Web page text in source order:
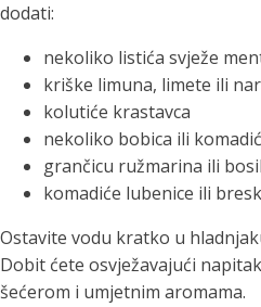
dodati:
nekoliko listića svježe
kriške limuna, limete ili
kolutiće krastavca
nekoliko bobica ili
grančicu ružmarina ili
komadiće lubenice ili
Ostavite vodu kratko u
Dobit ćete osvježavajući
šećerom i umjetnim aromama.